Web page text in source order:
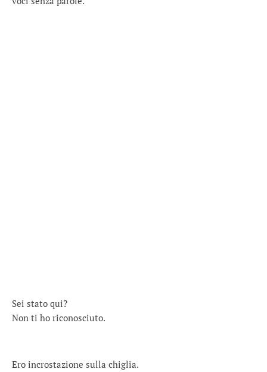
Sei stato qui?
Non ti ho riconosciuto.
Ero incrostazione sulla chiglia.